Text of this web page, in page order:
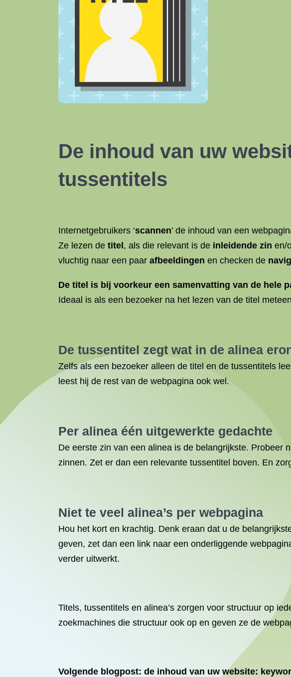
De inhoud van uw
tussentitels
Internetgebruikers ‘scannen’ de inhoud van een
Ze lezen de titel , als die relevant is de inleidende zin en/
vluchtig naar een paar afbeeldingen en checken de
De titel is bij voorkeur een samenvatting van de hele
Ideaal is als een bezoeker na het lezen van de titel meteen
De tussentitel zegt wat in de alinea
Zelfs als een bezoeker alleen de titel en de tussentitels
leest hij de rest van de webpagina ook wel.
Per alinea één uitgewerkte gedachte
De eerste zin van een alinea is de belangrijkste. Probeer
zinnen. Zet er dan een relevante tussentitel boven. En
Niet te veel alinea’s per webpagina
Hou het kort en krachtig. Denk eraan dat u de
geven, zet dan een link naar een onderliggende
verder uitwerkt.
Titels, tussentitels en alinea’s zorgen voor structuur op
zoekmachines die structuur ook op en geven ze de
Volgende blogpost: de inhoud van uw website: